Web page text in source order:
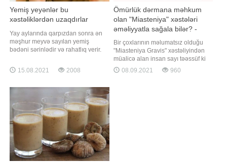
Yemiş yeyənlər bu
xəstəliklərdən uzaqdırlar
Yay aylarında qarpızdan sonra ən
məşhur meyvə sayılan yemiş
bədəni sərinlədir və rahatlıq verir.
və xrom mineralları, A və C vitamini
ilə də zəngindir. Yemiş gözdə
alır, hamiləliyi asanlaşdırır, immun
sistemini gücləndirir,
sidikqovucudur
15.08.2021 2008
Ömürlük dərmana məhkum
olan "Miasteniya" xəstələri
əməliyyatla sağala bilər? -
CƏRRAH AÇIQLADI
Bir çoxlarının məlumatsız olduğu
"Miasteniya Gravis" xəstəliyindən
müalicə alan insan sayı təəssüf ki
Azərbaycanda da az deyil. Lakin bu
xəstəlik haqqında eşitmədikləri
08.09.2021 960